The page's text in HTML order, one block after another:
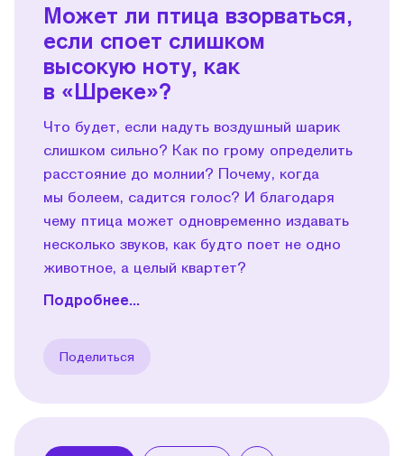
Может ли птица взорваться,
если споет слишком
высокую ноту, как
в «Шреке»?
Что будет, если надуть воздушный шарик
слишком сильно? Как по грому определить
расстояние до молнии? Почему, когда
мы болеем, садится голос? И благодаря
чему птица может одновременно издавать
несколько звуков, как будто поет не одно
животное, а целый квартет?
Подробнее...
Поделиться